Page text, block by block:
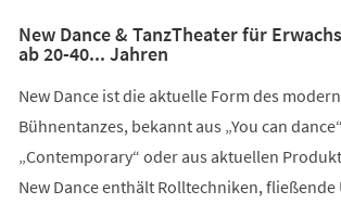
New Dance & TanzTheater für
ab 20-40... Jahren
New Dance ist die aktuelle Form des
Bühnentanzes, bekannt aus „You can
„Contemporary“ oder aus aktuellen
New Dance enthält Rolltechniken, fließende